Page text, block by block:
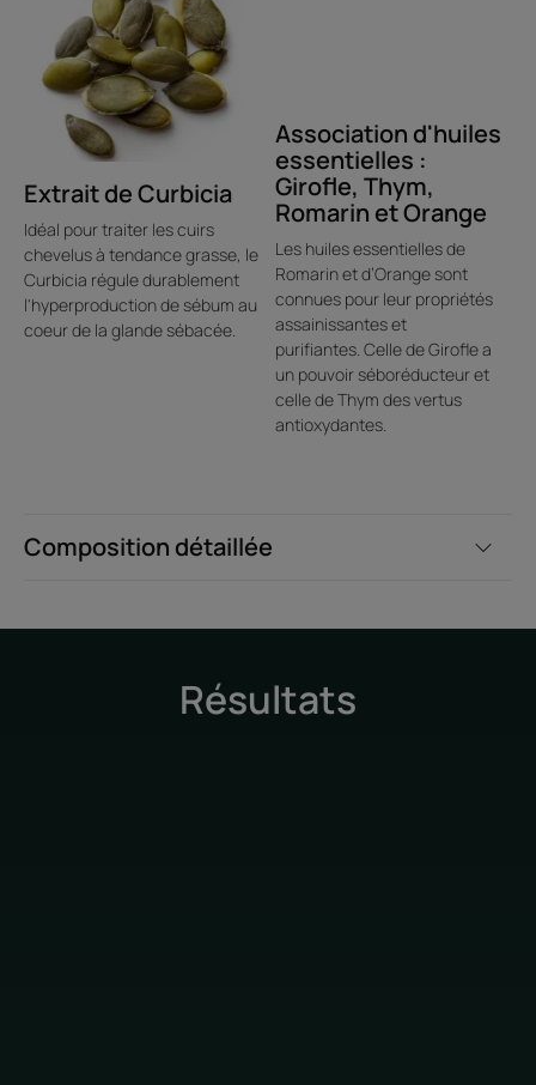
Composition détaillée
Extrait de Curbicia
Idéal pour traiter les cuirs
chevelus à tendance grasse, le
Curbicia régule durablement
l'hyperproduction de sébum au
coeur de la glande sébacée.
Association d'huiles
essentielles :
Girofle, Thym,
Romarin et Orange
Les huiles essentielles de
Romarin et d’Orange sont
connues pour leur propriétés
assainissantes et
purifiantes. Celle de Girofle a
un pouvoir séboréducteur et
celle de Thym des vertus
antioxydantes.
Résultats